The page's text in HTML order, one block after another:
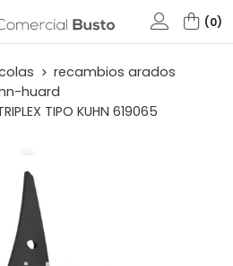
0
recambios arados
huard
TIPO KUHN 619065